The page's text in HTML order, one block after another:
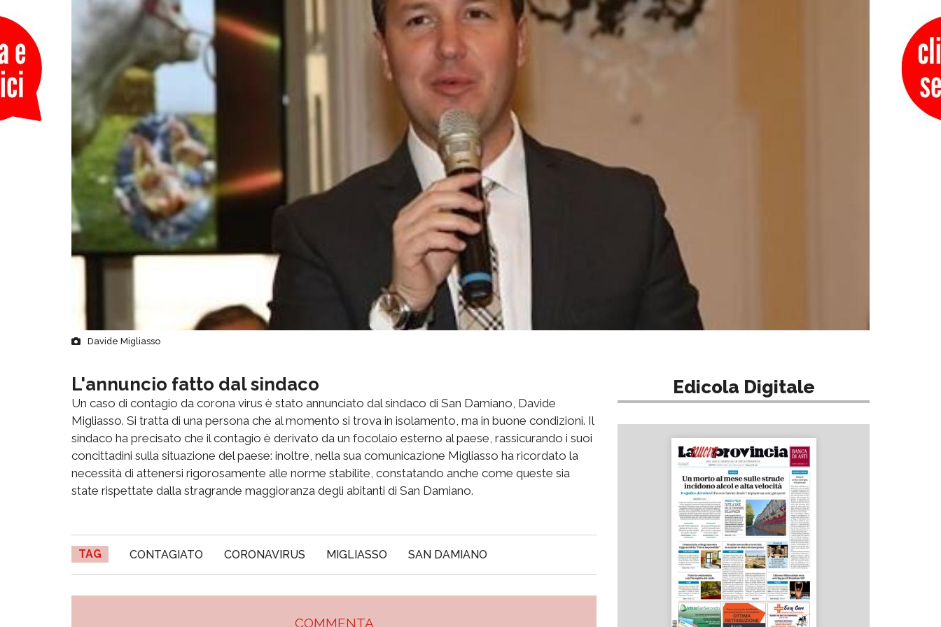
Davide Migliasso
L'annuncio fatto dal sindaco
Un caso di contagio da corona virus è stato annunciato dal sindaco di San Damiano, Davide
Migliasso. Si tratta di una persona che al momento si trova in isolamento, ma in buone condizioni. Il
sindaco ha precisato che il contagio è derivato da un focolaio esterno al paese, rassicurando i suoi
concittadini sulla situazione del paese: inoltre, nella sua comunicazione Migliasso ha ricordato la
necessità di attenersi rigorosamente alle norme stabilite, constatando anche come queste sia
state rispettate dalla stragrande maggioranza degli abitanti di San Damiano.
TAG CONTAGIATO CORONAVIRUS MIGLIASSO SAN DAMIANO
COMMENTA
Edicola Digitale